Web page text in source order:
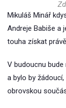
Mikuláš Minář
Andreje Babiše a
touha získat
V budoucnu
a bylo by
obrovskou